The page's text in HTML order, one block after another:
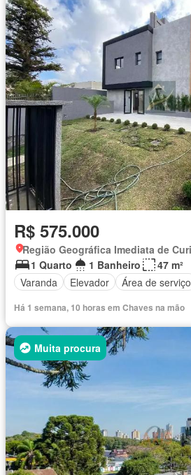
R$ 575.000
1 Quarto
1 Banheiro
47 m²
Varanda
Elevador Área de serviço
Há 1 semana, 10 horas em Chaves na mão
Muita procura